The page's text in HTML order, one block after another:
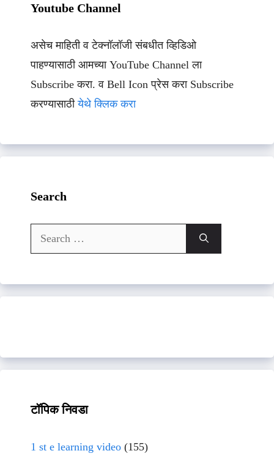
Youtube Channel
असेच माहिती व टेक्नॉलॉजी संबधीत व्हिडिओ
पाहण्यासाठी आमच्या YouTube Channel ला
Subscribe करा. व Bell Icon प्रेस करा Subscribe
करण्यासाठीयेथे क्लिक करा
Search
Search
for:
टॉपिक निवडा
1 st e learning video (155)